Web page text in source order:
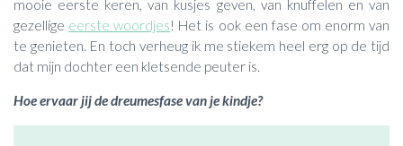
mooie eerste keren, van kusjes geven, van knuffelen en van
gezellige eerste woordjes! Het is ook een fase om enorm van
te genieten. En toch verheug ik me stiekem heel erg op de tijd
dat mijn dochter een kletsende peuter is.
Hoe ervaar jij de dreumesfase van je kindje?